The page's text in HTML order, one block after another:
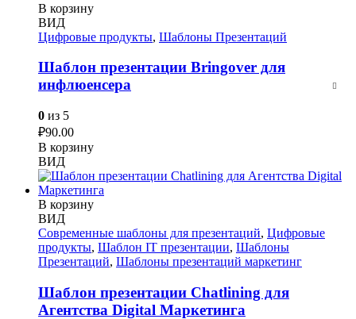
В корзину
ВИД
Цифровые продукты, Шаблоны Презентаций
Шаблон презентации Bringover для
инфлюенсера
0 из 5
₽90.00
В корзину
ВИД
В корзину
ВИД
Современные шаблоны для презентаций, Цифровые
продукты, Шаблон IT презентации, Шаблоны
Презентаций, Шаблоны презентаций маркетинг
Шаблон презентации Chatlining для
Агентства Digital Маркетинга